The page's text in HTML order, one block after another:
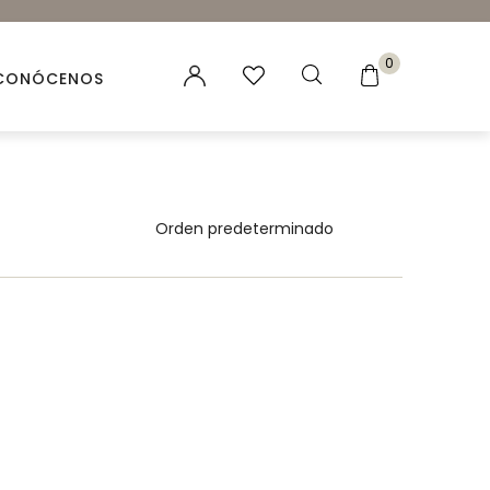
para velas y jabones
0